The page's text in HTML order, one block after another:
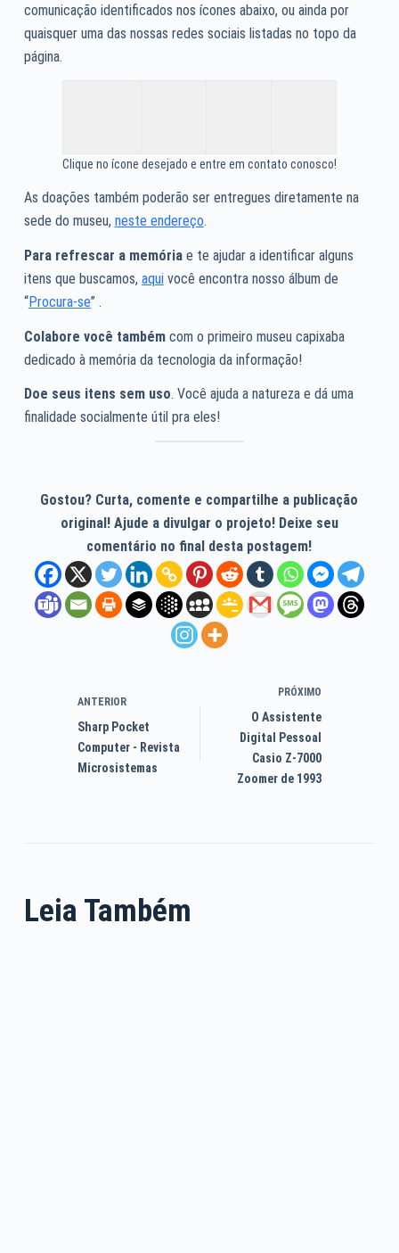
comunicação identificados nos ícones abaixo, ou ainda por
quaisquer uma das nossas redes sociais listadas no topo da
página.
Clique no ícone desejado e entre em contato conosco!
As doações também poderão ser entregues diretamente na
sede do museu, neste endereço.
Para refrescar a memóriae te ajudar a identificar alguns
itens que buscamos, aquivocê encontra nosso álbum de
“Procura-se” .
Colabore você tambémcom o primeiro museu capixaba
dedicado à memória da tecnologia da informação!
Doe seus itens sem uso. Você ajuda a natureza e dá uma
finalidade socialmente útil pra eles!
Gostou? Curta, comente e compartilhe a publicação
original! Ajude a divulgar o projeto! Deixe seu
comentário no final desta postagem!
ANTERIOR
Sharp Pocket
Computer - Revista
Microsistemas
PRÓXIMO
O Assistente
Digital Pessoal
Casio Z-7000
Zoomer de 1993
Leia Também